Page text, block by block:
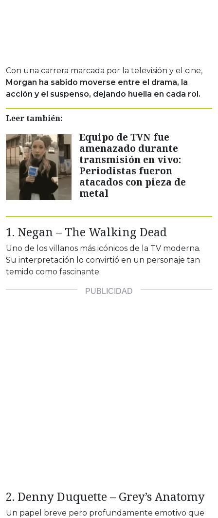
Con una carrera marcada por la televisión y el cine,
Morgan ha sabido moverse entre el drama, la
acción y el suspenso, dejando huella en cada rol.
Leer también:
Equipo de TVN fue
amenazado durante
transmisión en vivo:
Periodistas fueron
atacados con pieza de
metal
1. Negan – The Walking Dead
Uno de los villanos más icónicos de la TV moderna.
Su interpretación lo convirtió en un personaje tan
temido como fascinante.
2. Denny Duquette – Grey’s Anatomy
Un papel breve pero profundamente emotivo que